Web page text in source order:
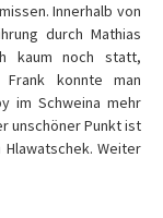
Innerhalb von
durch Mathias
kaum noch statt,
konnte man
im Schweina mehr
unschöner Punkt ist
Weiter